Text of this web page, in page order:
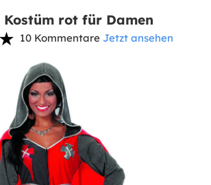
Kostüm rot für Damen
10 Kommentare Jetzt ansehen